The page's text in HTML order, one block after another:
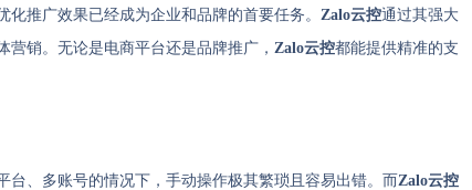
推广效果已经成为企业和品牌的首要任务。 Zalo云控通过其强大
销。无论是电商平台还是品牌推广， Zalo云控都能提供精准的支
、多账号的情况下，手动操作极其繁琐且容易出错。而Zalo云控